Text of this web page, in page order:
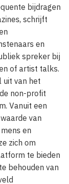
bijdragen
schrijft
en
spreker bij
of artist talks.
uit van het
non-profit
Vanuit een
van
en
zich om
te bieden
behouden van